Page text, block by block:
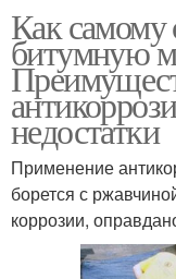
Как самому
битумную
недостатки
Применение
борется с
коррозии,